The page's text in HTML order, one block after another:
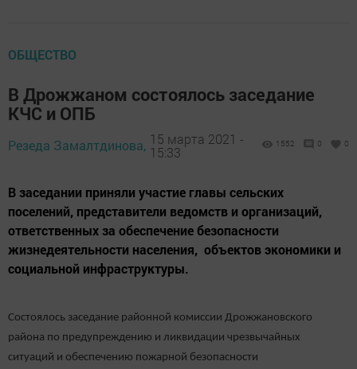
ОБЩЕСТВО
В Дрожжаном состоялось заседание
КЧС и ОПБ
Резеда Замалтдинова, 15 марта 2021 -
15:33
1552 0 0
В заседании приняли участие главы сельских
поселений, представители ведомств и организаций,
ответственных за обеспечение безопасности
жизнедеятельности населения, объектов экономики и
социальной инфраструктуры.
Состоялось заседание районной комиссии Дрожжановского
района по предупреждению и ликвидации чрезвычайных
ситуаций и обеспечению пожарной безопасности